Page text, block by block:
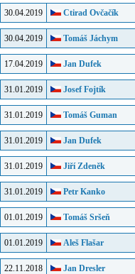
30.04.2019 Ctirad Ovčačík
30.04.2019 Tomáš Jáchym
17.04.2019 Jan Dufek
31.01.2019 Josef Fojtík
31.01.2019 Tomáš Guman
31.01.2019 Jan Dufek
31.01.2019 Jiří Zdeněk
31.01.2019 Petr Kanko
01.01.2019 Tomáš Sršeň
01.01.2019 Aleš Flašar
22.11.2018 Jan Dresler